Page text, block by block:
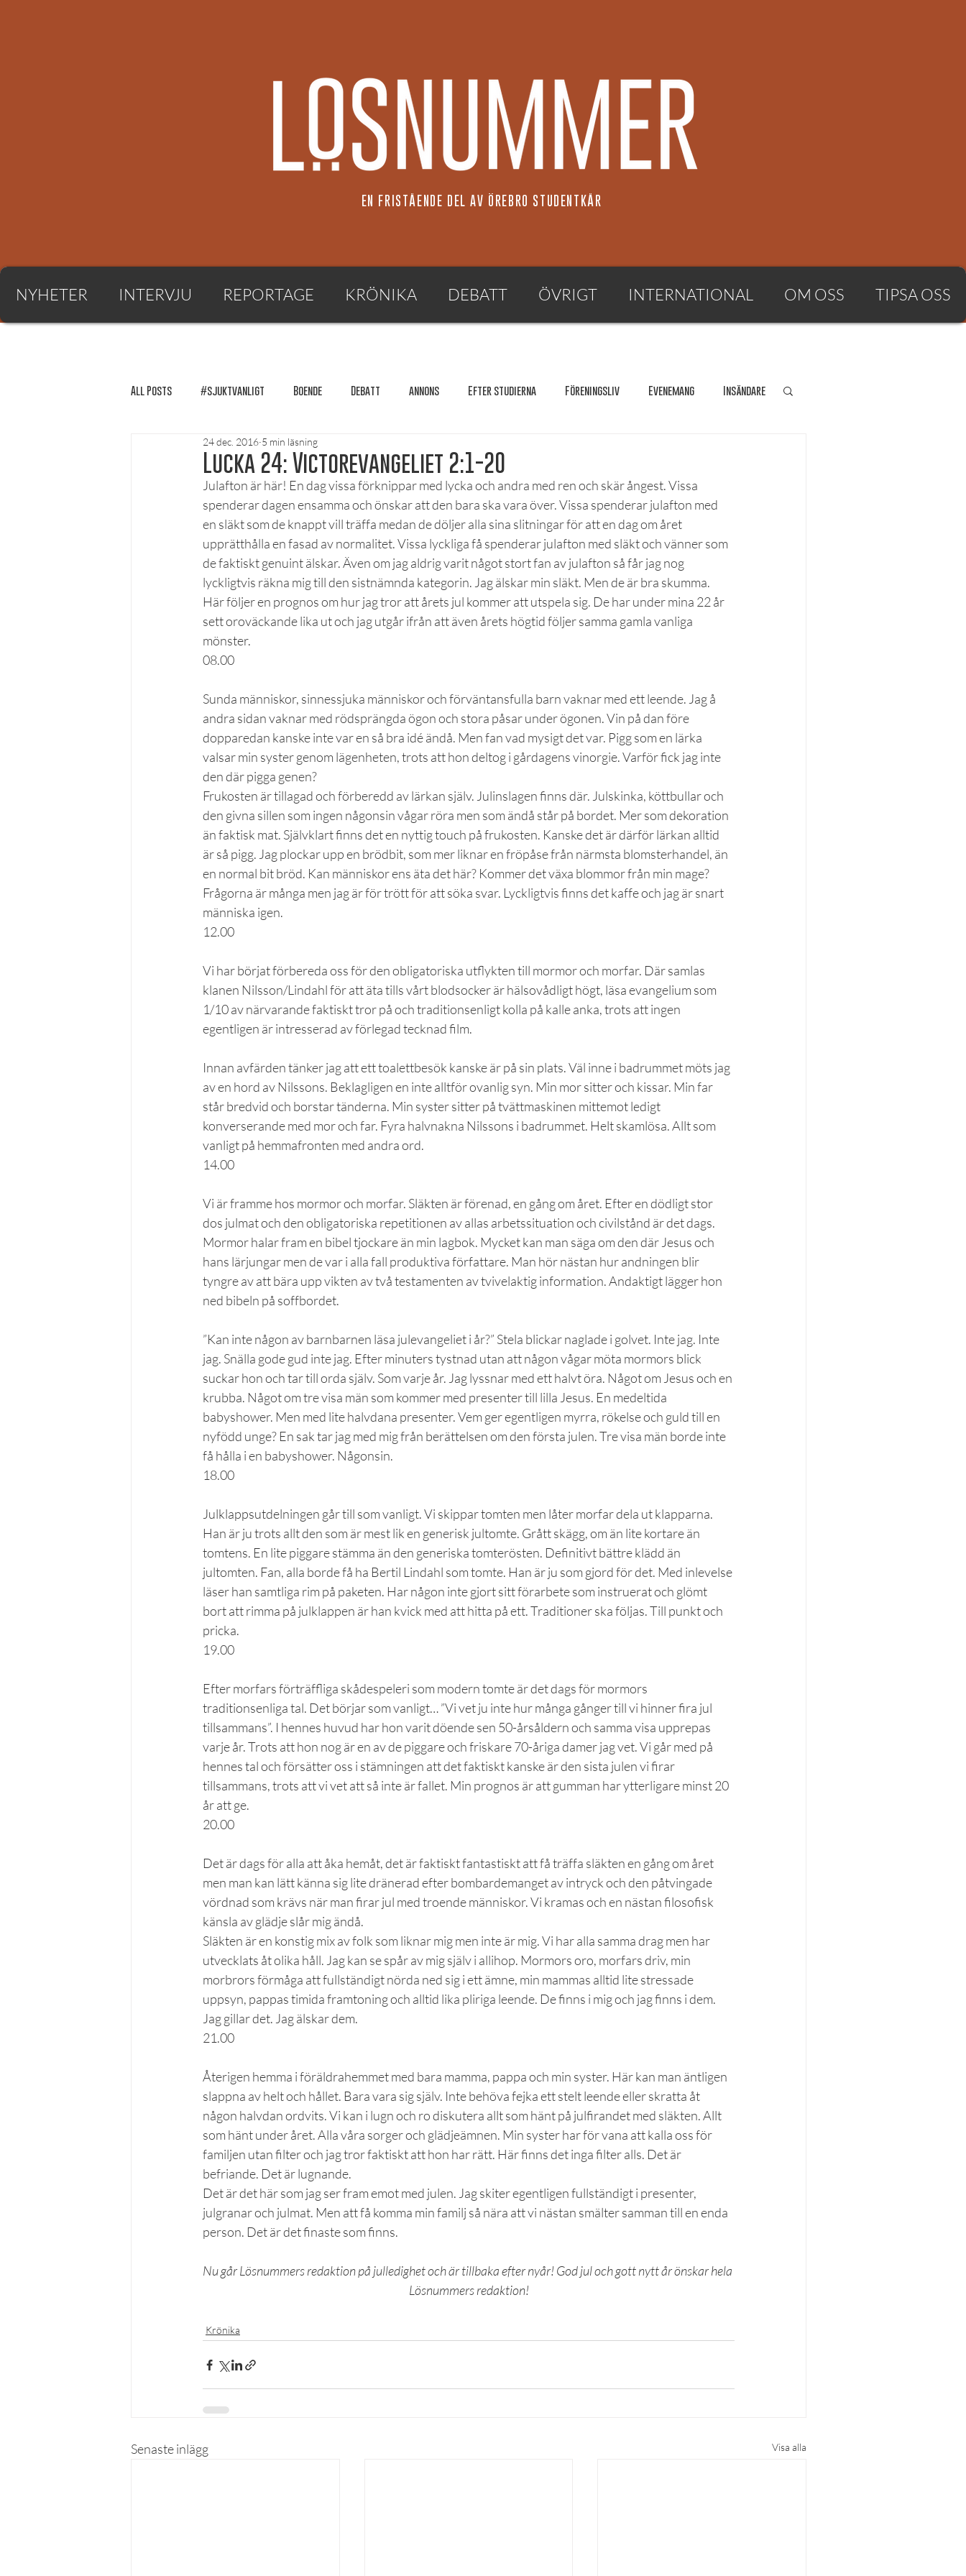
EN FRISTÅENDE DEL AV ÖREBRO STUDENTKÅR
NYHETER INTERVJU REPORTAGE KRÖNIKA DEBATT ÖVRIGT INTERNATIONAL OM OSS TIPSA OSS
All Posts #sjuktvanligt Boende Debatt annons Efter studierna Föreningsliv Evenemang Insändare
FUM-rapport Händer i Örebro
Lösnummer tipsar Lösnummer testar Maxa studierna Mat & hälsa Örebro studentkår Personporträtt
Podcast - Studentliv Reportage Recension Styrelseval Studentekonomi Resa
Studentens bekännelse
Lucka 24: Victorevangeliet 2:1-20
24 dec. 2016 5 min läsning
Julafton är här! En dag vissa förknippar med lycka och andra med ren och skär ångest. Vissa
spenderar dagen ensamma och önskar att den bara ska vara över. Vissa spenderar julafton med
en släkt som de knappt vill träffa medan de döljer alla sina slitningar för att en dag om året
upprätthålla en fasad av normalitet. Vissa lyckliga få spenderar julafton med släkt och vänner som
de faktiskt genuint älskar. Även om jag aldrig varit något stort fan av julafton så får jag nog
lyckligtvis räkna mig till den sistnämnda kategorin. Jag älskar min släkt. Men de är bra skumma.
Här följer en prognos om hur jag tror att årets jul kommer att utspela sig. De har under mina 22 år
sett oroväckande lika ut och jag utgår ifrån att även årets högtid följer samma gamla vanliga
mönster.
08.00
Sunda människor, sinnessjuka människor och förväntansfulla barn vaknar med ett leende. Jag å
andra sidan vaknar med rödsprängda ögon och stora påsar under ögonen. Vin på dan före
dopparedan kanske inte var en så bra idé ändå. Men fan vad mysigt det var. Pigg som en lärka
valsar min syster genom lägenheten, trots att hon deltog i gårdagens vinorgie. Varför fick jag inte
den där pigga genen?
Frukosten är tillagad och förberedd av lärkan själv. Julinslagen finns där. Julskinka, köttbullar och
den givna sillen som ingen någonsin vågar röra men som ändå står på bordet. Mer som dekoration
än faktisk mat. Självklart finns det en nyttig touch på frukosten. Kanske det är därför lärkan alltid
är så pigg. Jag plockar upp en brödbit, som mer liknar en fröpåse från närmsta blomsterhandel, än
en normal bit bröd. Kan människor ens äta det här? Kommer det växa blommor från min mage?
Frågorna är många men jag är för trött för att söka svar. Lyckligtvis finns det kaffe och jag är snart
människa igen.
12.00
Vi har börjat förbereda oss för den obligatoriska utflykten till mormor och morfar. Där samlas
klanen Nilsson/Lindahl för att äta tills vårt blodsocker är hälsovådligt högt, läsa evangelium som
1/10 av närvarande faktiskt tror på och traditionsenligt kolla på kalle anka, trots att ingen
egentligen är intresserad av förlegad tecknad film.
Innan avfärden tänker jag att ett toalettbesök kanske är på sin plats. Väl inne i badrummet möts jag
av en hord av Nilssons. Beklagligen en inte alltför ovanlig syn. Min mor sitter och kissar. Min far
står bredvid och borstar tänderna. Min syster sitter på tvättmaskinen mittemot ledigt
konverserande med mor och far. Fyra halvnakna Nilssons i badrummet. Helt skamlösa. Allt som
vanligt på hemmafronten med andra ord.
14.00
Vi är framme hos mormor och morfar. Släkten är förenad, en gång om året. Efter en dödligt stor
dos julmat och den obligatoriska repetitionen av allas arbetssituation och civilstånd är det dags.
Mormor halar fram en bibel tjockare än min lagbok. Mycket kan man säga om den där Jesus och
hans lärjungar men de var i alla fall produktiva författare. Man hör nästan hur andningen blir
tyngre av att bära upp vikten av två testamenten av tvivelaktig information. Andaktigt lägger hon
ned bibeln på soffbordet.
”Kan inte någon av barnbarnen läsa julevangeliet i år?” Stela blickar naglade i golvet. Inte jag. Inte
jag. Snälla gode gud inte jag. Efter minuters tystnad utan att någon vågar möta mormors blick
suckar hon och tar till orda själv. Som varje år. Jag lyssnar med ett halvt öra. Något om Jesus och en
krubba. Något om tre visa män som kommer med presenter till lilla Jesus. En medeltida
babyshower. Men med lite halvdana presenter. Vem ger egentligen myrra, rökelse och guld till en
nyfödd unge? En sak tar jag med mig från berättelsen om den första julen. Tre visa män borde inte
få hålla i en babyshower. Någonsin.
18.00
Julklappsutdelningen går till som vanligt. Vi skippar tomten men låter morfar dela ut klapparna.
Han är ju trots allt den som är mest lik en generisk jultomte. Grått skägg, om än lite kortare än
tomtens. En lite piggare stämma än den generiska tomterösten. Definitivt bättre klädd än
jultomten. Fan, alla borde få ha Bertil Lindahl som tomte. Han är ju som gjord för det. Med inlevelse
läser han samtliga rim på paketen. Har någon inte gjort sitt förarbete som instruerat och glömt
bort att rimma på julklappen är han kvick med att hitta på ett. Traditioner ska följas. Till punkt och
pricka.
19.00
Efter morfars förträffliga skådespeleri som modern tomte är det dags för mormors
traditionsenliga tal. Det börjar som vanligt… ”Vi vet ju inte hur många gånger till vi hinner fira jul
tillsammans”. I hennes huvud har hon varit döende sen 50-årsåldern och samma visa upprepas
varje år. Trots att hon nog är en av de piggare och friskare 70-åriga damer jag vet. Vi går med på
hennes tal och försätter oss i stämningen att det faktiskt kanske är den sista julen vi firar
tillsammans, trots att vi vet att så inte är fallet. Min prognos är att gumman har ytterligare minst 20
år att ge.
20.00
Det är dags för alla att åka hemåt, det är faktiskt fantastiskt att få träffa släkten en gång om året
men man kan lätt känna sig lite dränerad efter bombardemanget av intryck och den påtvingade
vördnad som krävs när man firar jul med troende människor. Vi kramas och en nästan filosofisk
känsla av glädje slår mig ändå.
Släkten är en konstig mix av folk som liknar mig men inte är mig. Vi har alla samma drag men har
utvecklats åt olika håll. Jag kan se spår av mig själv i allihop. Mormors oro, morfars driv, min
morbrors förmåga att fullständigt nörda ned sig i ett ämne, min mammas alltid lite stressade
uppsyn, pappas timida framtoning och alltid lika pliriga leende. De finns i mig och jag finns i dem.
Jag gillar det. Jag älskar dem.
21.00
Återigen hemma i föräldrahemmet med bara mamma, pappa och min syster. Här kan man äntligen
slappna av helt och hållet. Bara vara sig själv. Inte behöva fejka ett stelt leende eller skratta åt
någon halvdan ordvits. Vi kan i lugn och ro diskutera allt som hänt på julfirandet med släkten. Allt
som hänt under året. Alla våra sorger och glädjeämnen. Min syster har för vana att kalla oss för
familjen utan filter och jag tror faktiskt att hon har rätt. Här finns det inga filter alls. Det är
befriande. Det är lugnande.
Det är det här som jag ser fram emot med julen. Jag skiter egentligen fullständigt i presenter,
julgranar och julmat. Men att få komma min familj så nära att vi nästan smälter samman till en enda
person. Det är det finaste som finns.
Nu går Lösnummers redaktion på julledighet och är tillbaka efter nyår! God jul och gott nytt år önskar hela
Lösnummers redaktion!
Krönika
Senaste inlägg Visa alla